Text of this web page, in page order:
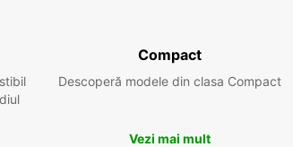
Compact
Descoperă modele din clasa Compact
Vezi mai mult